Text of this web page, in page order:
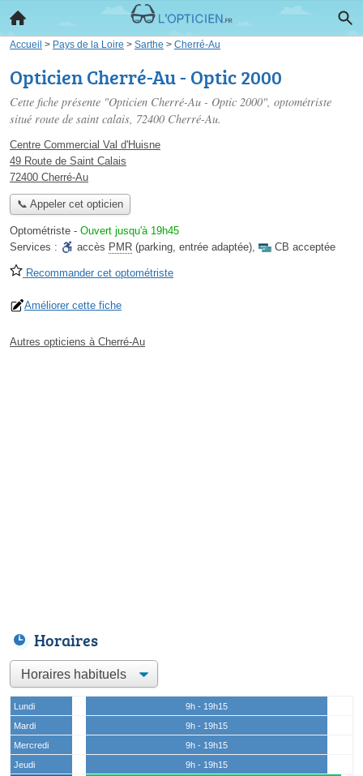
Accueil > Pays de la Loire > Sarthe > Cherré-Au
Opticien Cherré-Au - Optic 2000
Cette fiche présente "Opticien Cherré-Au - Optic 2000", optométriste
situé route de saint calais, 72400 Cherré-Au.
Centre Commercial Val d'Huisne
49 Route de Saint Calais
72400 Cherré-Au
📞 Appeler cet opticien
Optométriste - Ouvert jusqu'à 19h45
Services :
accès PMR (parking, entrée adaptée), CB acceptée
Recommander cet optométriste
Améliorer cette fiche
Autres opticiens à Cherré-Au
Horaires
Lundi
9h - 19h15
Mardi
9h - 19h15
Mercredi
9h - 19h15
Jeudi
9h - 19h15